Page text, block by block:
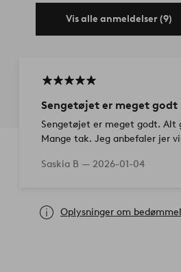
Vis alle anmeldelser (9)
Sengetøjet er meget godt
Sengetøjet er meget godt.
Mange tak. Jeg anbefaler jer
Saskia B — 2026-01-04
Oplysninger om